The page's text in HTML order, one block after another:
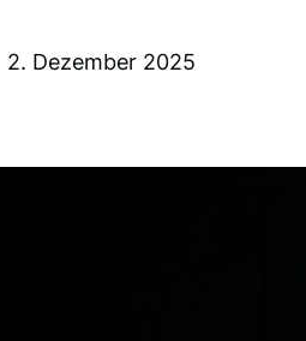
2. Dezember 2025